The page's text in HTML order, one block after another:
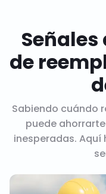
Señales
de
Sabiendo cuándo
puede
inesperadas. Aquí